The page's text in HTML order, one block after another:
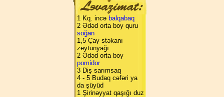
1 Kq. incə balqabaq
2 Ədəd orta boy quru
soğan
1,5 Çay stəkanı
zeytunyağı
2 Ədəd orta boy
pomidor
3 Diş sarımsaq
4 - 5 Budaq cəfəri ya
da şüyüd
1 Şirinəyyat qaşığı duz